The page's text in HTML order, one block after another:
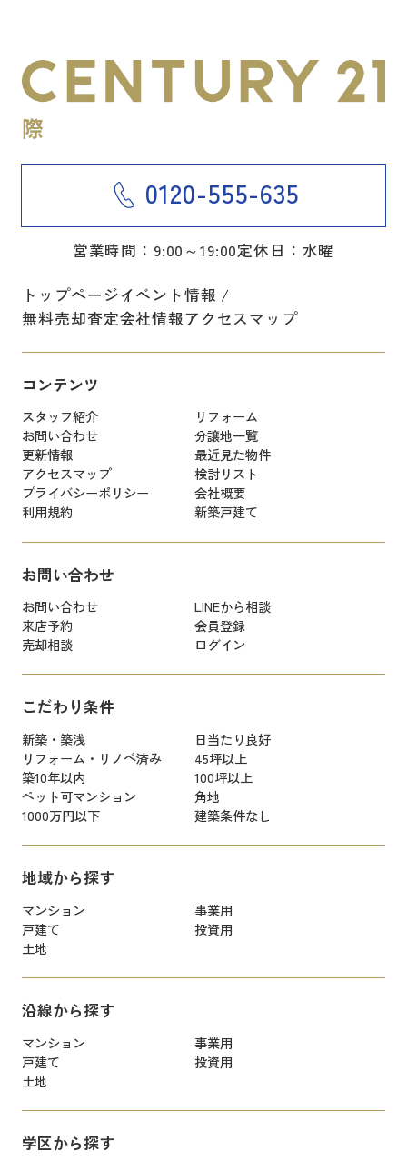
0120-555-635
営業時間：9:00～19:00定休日：水曜
トップページイベント情報
無料売却査定会社情報アクセスマップ
コンテンツ
スタッフ紹介
リフォーム
お問い合わせ
分譲地一覧
更新情報
最近見た物件
アクセスマップ
検討リスト
プライバシーポリシー
会社概要
利用規約
新築戸建て
お問い合わせ
お問い合わせ
LINEから相談
来店予約
会員登録
売却相談
ログイン
こだわり条件
新築・築浅
日当たり良好
リフォーム・リノベ済み
45坪以上
築10年以内
100坪以上
ペット可マンション
角地
1000万円以下
建築条件なし
地域から探す
マンション
事業用
戸建て
投資用
土地
沿線から探す
マンション
事業用
戸建て
投資用
土地
学区から探す